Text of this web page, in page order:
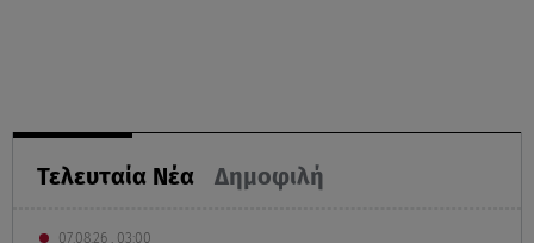
Τελευταία Νέα Δημοφιλή
07.08.26 , 03:00